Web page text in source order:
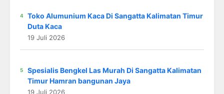
Toko Alumunium Kaca Di Sangatta Kalimatan Timur
Duta Kaca
19 Juli 2026
Spesialis Bengkel Las Murah Di Sangatta Kalimatan
Timur Hamran bangunan Jaya
19 Juli 2026